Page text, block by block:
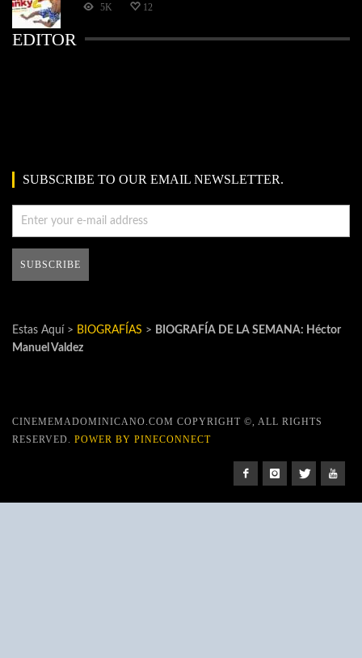
5K 12
EDITOR
SUBSCRIBE TO OUR EMAIL NEWSLETTER.
Estas Aquí > BIOGRAFÍAS > BIOGRAFÍA DE LA SEMANA: Héctor
Manuel Valdez
CINEMEMADOMINICANO.COM COPYRIGHT ©, ALL RIGHTS
RESERVED. POWER BY PINECONNECT